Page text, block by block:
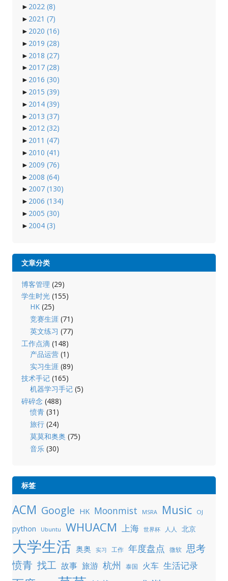
► 2022 (8)
► 2021 (7)
► 2020 (16)
► 2019 (28)
► 2018 (27)
► 2017 (28)
► 2016 (30)
► 2015 (39)
► 2014 (39)
► 2013 (37)
► 2012 (32)
► 2011 (47)
► 2010 (41)
► 2009 (76)
► 2008 (64)
► 2007 (130)
► 2006 (134)
► 2005 (30)
► 2004 (3)
文章分类
博客管理 (29)
学生时光(155)
HK (25)
竞赛生涯 (71)
英文练习 (77)
工作点滴(148)
产品运营 (1)
实习生涯 (89)
技术手记(165)
机器学习手记 (5)
碎碎念 (488)
愤青 (31)
旅行 (24)
莫莫和奥奥 (75)
音乐 (30)
标签
ACM Google HK Moonmist MSRA Music OJ
python Ubuntu WHUACM 上海 世界杯 人人 北京
大学生活 奥奥 实习 工作 年度盘点 微软 思考
愤青 找工 故事 旅游 杭州 泰国 火车 生活记录